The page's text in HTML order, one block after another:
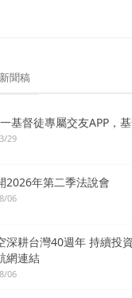
聞稿
基督徒專屬交友APP，
29
2026年第二季法說會
06
深耕台灣40週年 持續投
網連結
06